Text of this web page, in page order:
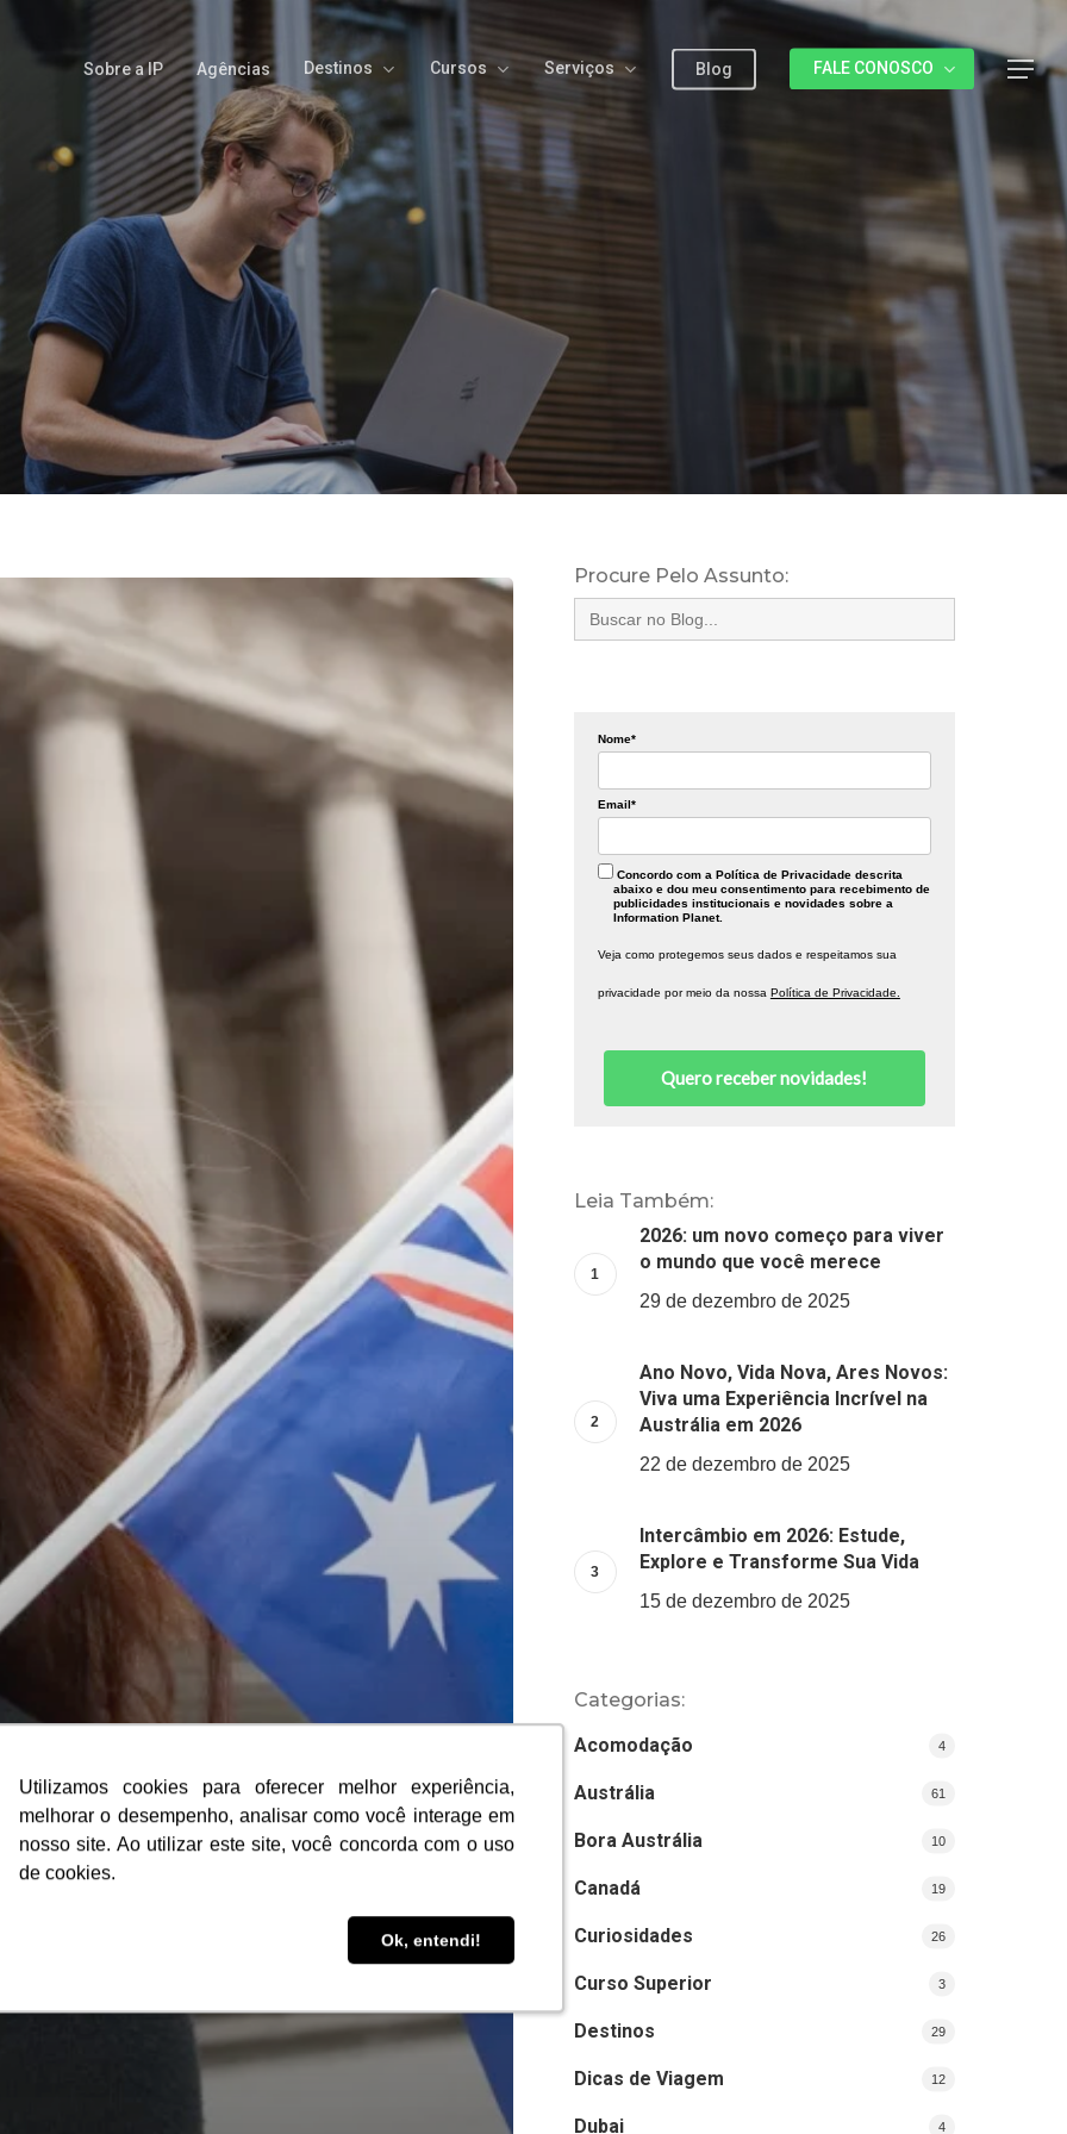
Utilizamos cookies para oferecer melhor experiência,
melhorar o desempenho, analisar como você interage em
nosso site. Ao utilizar este site, você concorda com o uso
de cookies.
Ok, entendi!
Utilizamos cookies para oferecer melhor experiência,
melhorar o desempenho, analisar como você interage em
nosso site. Ao utilizar este site, você concorda com o uso
de cookies.
Ok, entendi!
Sobre a IP Agências Destinos Cursos Serviços Blog FALE CONOSCO Menu
Procure Pelo Assunto:
Search
for:
Nome*
Email*
Concordo com a Política de Privacidade descrita
abaixo e dou meu consentimento para recebimento de
publicidades institucionais e novidades sobre a
Information Planet.
Veja como protegemos seus dados e respeitamos sua
privacidade por meio da nossa Política de Privacidade.
Quero receber novidades!
Leia Também:
2026: um novo começo para viver
o mundo que você merece
29 de dezembro de 2025
Ano Novo, Vida Nova, Ares Novos:
Viva uma Experiência Incrível na
Austrália em 2026
22 de dezembro de 2025
Intercâmbio em 2026: Estude,
Explore e Transforme Sua Vida
15 de dezembro de 2025
Categorias:
Acomodação
4
Austrália 61
Bora Austrália 10
Canadá 19
Curiosidades 26
Curso Superior 3
Destinos 29
Dicas de Viagem 12
Dubai 4